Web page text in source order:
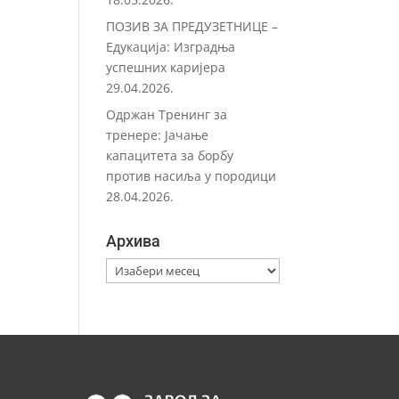
ПОЗИВ ЗА ПРЕДУЗЕТНИЦЕ –
Eдукација: Изградња
успешних каријера
29.04.2026.
Одржан Тренинг за
тренере: Јачање
капацитета за борбу
против насиља у породици
28.04.2026.
Архива
Архива